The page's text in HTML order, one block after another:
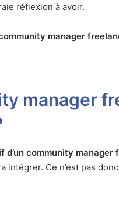
réflexion à avoir.
manager
manager
d’un community manager
Ce n’est pas